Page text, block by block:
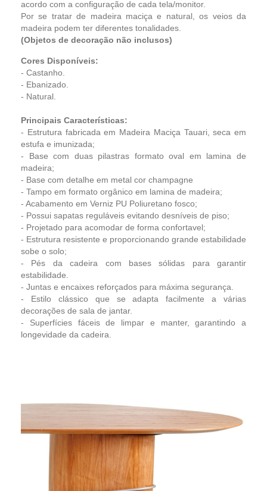
acordo com a configuração de cada tela/monitor.
Por se tratar de madeira maciça e natural, os veios da
madeira podem ter diferentes tonalidades.
(Objetos de decoração não inclusos)
Cores Disponíveis:
- Castanho.
- Ebanizado.
- Natural.
Principais Características:
- Estrutura fabricada em Madeira Maciça Tauari, seca em
estufa e imunizada;
- Base com duas pilastras formato oval em lamina de
madeira;
- Base com detalhe em metal cor champagne
- Tampo em formato orgânico em lamina de madeira;
- Acabamento em Verniz PU Poliuretano fosco;
- Possui sapatas reguláveis evitando desníveis de piso;
- Projetado para acomodar de forma confortavel;
- Estrutura resistente e proporcionando grande estabilidade
sobe o solo;
- Pés da cadeira com bases sólidas para garantir
estabilidade.
- Juntas e encaixes reforçados para máxima segurança.
- Estilo clássico que se adapta facilmente a várias
decorações de sala de jantar.
- Superfícies fáceis de limpar e manter, garantindo a
longevidade da cadeira.